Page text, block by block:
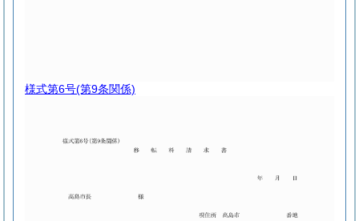
様式第6号(第9条関係)